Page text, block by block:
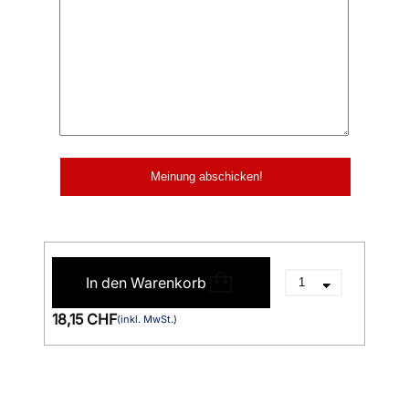
In den Warenkorb
18,15 CHF(inkl. MwSt.)